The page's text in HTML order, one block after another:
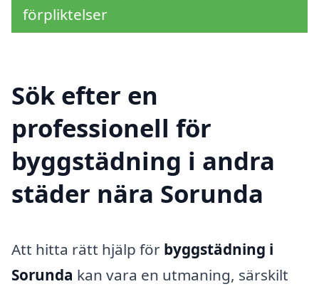
förpliktelser
Sök efter en
professionell för
byggstädning i andra
städer nära Sorunda
Att hitta rätt hjälp för byggstädning i
Sorunda kan vara en utmaning, särskilt